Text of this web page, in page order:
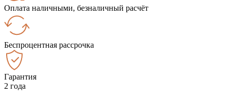
Оплата наличными, безналичный расчёт
Беспроцентная рассрочка
Гарантия
2 года